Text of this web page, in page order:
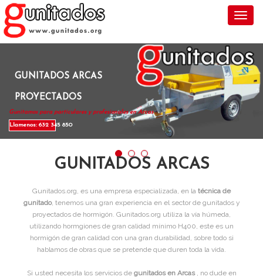
GUNITADOS ARCAS
PROYECTADOS
Gunitamos para particulares y profesionales en Arcas .
Llamenos: 632 345 850
GUNITADOS ARCAS
Gunitados.org, es una empresa especializada, en la técnica de
gunitado, tenemos una gran experiencia en el sector de gunitados y
proyectados de hormigón. Gunitados.org utiliza la vía húmeda,
utilizando hormgiones de gran calidad mínimo H400, este es un
hormigón de gran calidad con una gran durabilidad, sobre todo si
hablamos de obras que se pretende que duren toda la vida.
Si usted necesita los servicios de gunitados en Arcas , no dude en